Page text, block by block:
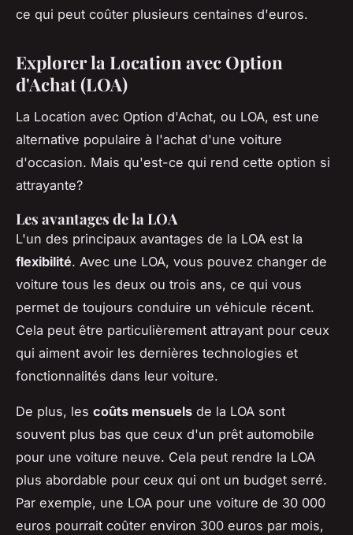
ce qui peut coûter plusieurs centaines d'euros.
Explorer la Location avec Option
d'Achat (LOA)
La Location avec Option d'Achat, ou LOA, est une
alternative populaire à l'achat d'une voiture
d'occasion. Mais qu'est-ce qui rend cette option si
attrayante?
Les avantages de la LOA
L'un des principaux avantages de la LOA est la
flexibilité. Avec une LOA, vous pouvez changer de
voiture tous les deux ou trois ans, ce qui vous
permet de toujours conduire un véhicule récent.
Cela peut être particulièrement attrayant pour ceux
qui aiment avoir les dernières technologies et
fonctionnalités dans leur voiture.
De plus, les coûts mensuels de la LOA sont
souvent plus bas que ceux d'un prêt automobile
pour une voiture neuve. Cela peut rendre la LOA
plus abordable pour ceux qui ont un budget serré.
Par exemple, une LOA pour une voiture de 30 000
euros pourrait coûter environ 300 euros par mois,